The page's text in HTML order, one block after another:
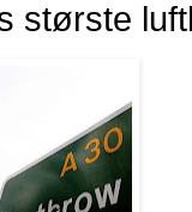
største